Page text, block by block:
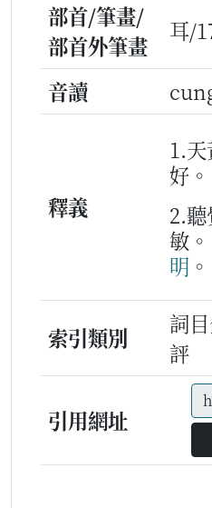
部首/筆畫/
部首外筆畫
耳/
音讀
釋義
1.
好。
2.
敏。
明 。
索引類別
詞
評
引用網址